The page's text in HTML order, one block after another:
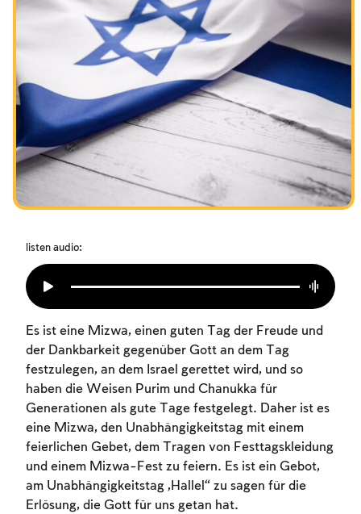
Das Fasten der Zerstörung
Amtseinführung
listen audio:
Es ist eine Mizwa, einen guten Tag der Freude und
der Dankbarkeit gegenüber Gott an dem Tag
festzulegen, an dem Israel gerettet wird, und so
haben die Weisen Purim und Chanukka für
Generationen als gute Tage festgelegt. Daher ist es
eine Mizwa, den Unabhängigkeitstag mit einem
feierlichen Gebet, dem Tragen von Festtagskleidung
und einem Mizwa-Fest zu feiern. Es ist ein Gebot,
am Unabhängigkeitstag „Hallel“ zu sagen für die
Erlösung, die Gott für uns getan hat.
Account required
To mark concepts as learned, you'll need
to create an account or log in.